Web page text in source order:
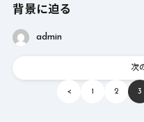
背景に迫る
admin
次
< 1 2 3